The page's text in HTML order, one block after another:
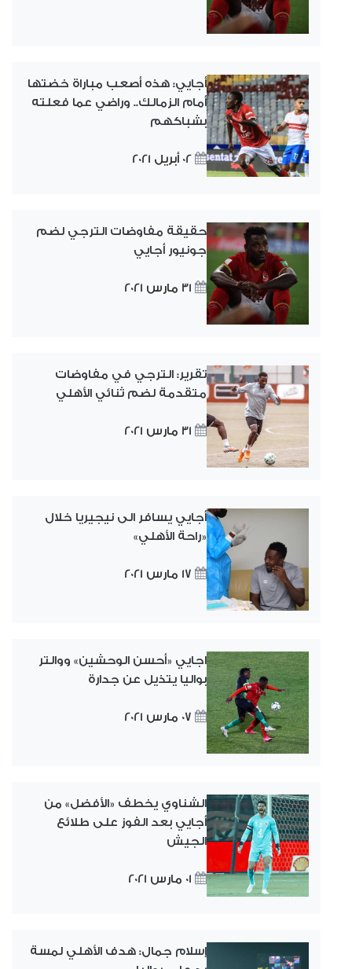
أجايي: هذه أصعب مباراة خضتها
أمام الزمالك.. وراضي عما فعلته
بشباكهم
02 أبريل 2021
حقيقة مفاوضات الترجي لضم
جونيور أجايي
31 مارس 2021
تقرير: الترجي في مفاوضات
متقدمة لضم ثنائي الأهلي
31 مارس 2021
أجايي يسافر الى نيجيريا خلال
«راحة الأهلي»
17 مارس 2021
اجايي «أحسن الوحشين» ووالتر
بواليا يتذيل عن جدارة
07 مارس 2021
الشناوي يخطف «الأفضل» من
أجايي بعد الفوز على طلائع
الجيش
01 مارس 2021
إسلام جمال: هدف الأهلي لمسة